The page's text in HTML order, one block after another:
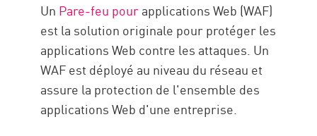
Un Pare-feu pourapplications Web (WAF)
est la solution originale pour protéger les
applications Web contre les attaques. Un
WAF est déployé au niveau du réseau et
assure la protection de l'ensemble des
applications Web d'une entreprise.